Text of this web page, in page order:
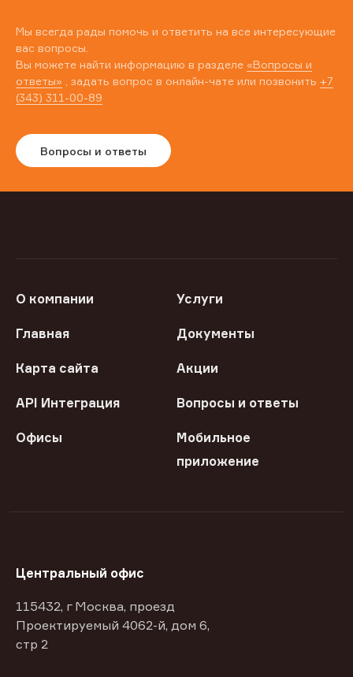
Мы всегда рады помочь и ответить на все интересующие
вас вопросы.
Вы можете найти информацию в разделе «Вопросы и
ответы» , задать вопрос в онлайн-чате или позвонить +7
(343) 311-00-89
Вопросы и ответы
О компании Услуги
Главная Документы
Карта сайта Акции
API Интеграция Вопросы и ответы
Офисы
Мобильное
приложение
Центральный офис
115432, г Москва, проезд
Проектируемый 4062-й, дом 6,
стр 2